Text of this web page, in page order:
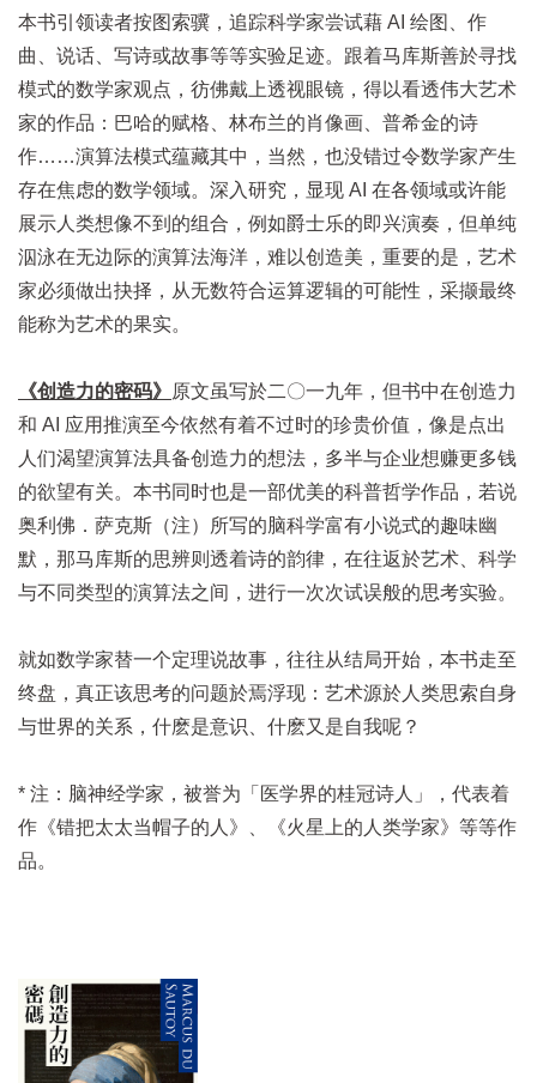
本书引领读者按图索骥，追踪科学家尝试藉 AI 绘图、作
曲、说话、写诗或故事等等实验足迹。跟着马库斯善於寻找
模式的数学家观点，彷佛戴上透视眼镜，得以看透伟大艺术
家的作品：巴哈的赋格、林布兰的肖像画、普希金的诗
作……演算法模式蕴藏其中，当然，也没错过令数学家产生
存在焦虑的数学领域。深入研究，显现 AI 在各领域或许能
展示人类想像不到的组合，例如爵士乐的即兴演奏，但单纯
泅泳在无边际的演算法海洋，难以创造美，重要的是，艺术
家必须做出抉择，从无数符合运算逻辑的可能性，采撷最终
能称为艺术的果实。
《创造力的密码》 原文虽写於二〇一九年，但书中在创造力
和 AI 应用推演至今依然有着不过时的珍贵价值，像是点出
人们渴望演算法具备创造力的想法，多半与企业想赚更多钱
的欲望有关。本书同时也是一部优美的科普哲学作品，若说
奥利佛．萨克斯（注）所写的脑科学富有小说式的趣味幽
默，那马库斯的思辨则透着诗的韵律，在往返於艺术、科学
与不同类型的演算法之间，进行一次次试误般的思考实验。
就如数学家替一个定理说故事，往往从结局开始，本书走至
终盘，真正该思考的问题於焉浮现：艺术源於人类思索自身
与世界的关系，什麽是意识、什麽又是自我呢？
* 注：脑神经学家，被誉为「医学界的桂冠诗人」，代表着
作《错把太太当帽子的人》、《火星上的人类学家》等等作
品。